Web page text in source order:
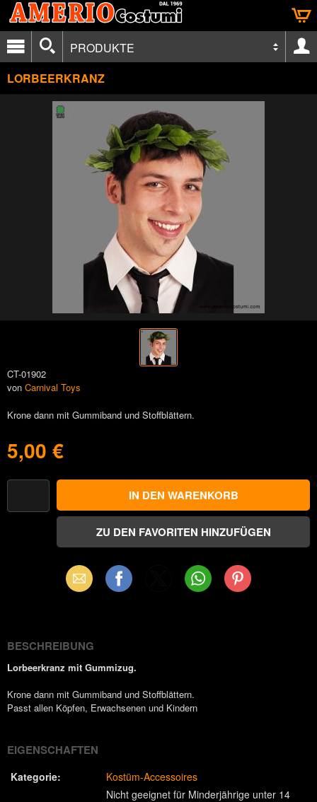
PRODUKTE
LORBEERKRANZ
CT-01902
von Carnival Toys
Krone dann mit Gummiband und Stoffblättern.
5,00 €
Email Facebook WhatsAppPinterest
BESCHREIBUNG
Lorbeerkranz mit Gummizug.
Krone dann mit Gummiband und Stoffblättern.
Passt allen Köpfen, Erwachsenen und Kindern
EIGENSCHAFTEN
Kategorie: Kostüm-Accessoires
Nicht geeignet für Minderjährige unter 14